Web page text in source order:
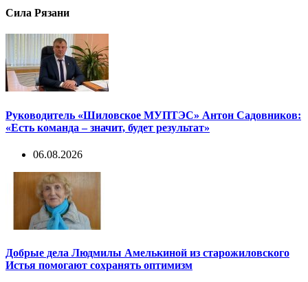
Сила Рязани
Руководитель «Шиловское МУПТЭС» Антон Садовников:
«Есть команда – значит, будет результат»
06.08.2026
Добрые дела Людмилы Амелькиной из старожиловского
Истья помогают сохранять оптимизм